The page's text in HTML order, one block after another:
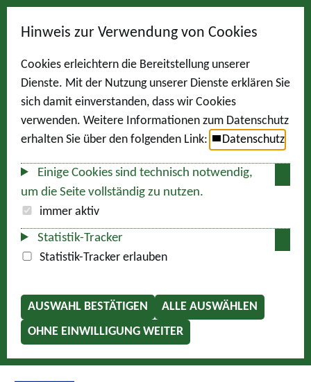
Hinweis zur Verwendung von Cookies
Cookies erleichtern die Bereitstellung unserer
Dienste. Mit der Nutzung unserer Dienste erklären Sie
sich damit einverstanden, dass wir Cookies
verwenden. Weitere Informationen zum Datenschutz
erhalten Sie über den folgenden Link:
Datenschutz
Einige Cookies sind technisch notwendig,
um die Seite vollständig zu nutzen.
immer aktiv
Statistik-Tracker
Statistik-Tracker erlauben
AUSWAHL BESTÄTIGEN
ALLE AUSWÄHLEN
OHNE EINWILLIGUNG WEITER